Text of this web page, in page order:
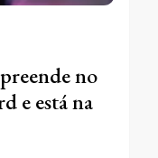
no
e está na